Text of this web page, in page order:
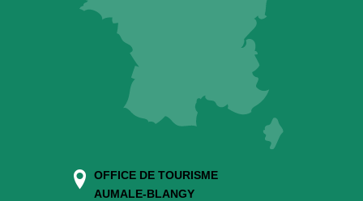
OFFICE DE TOURISME
AUMALE-BLANGY